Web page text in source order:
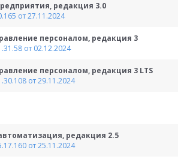
редакция 3.0
от 27.11.2024
персоналом, редакция 3
от 02.12.2024
персоналом, редакция 3 LTS
от 29.11.2024
редакция 2.5
от 25.11.2024